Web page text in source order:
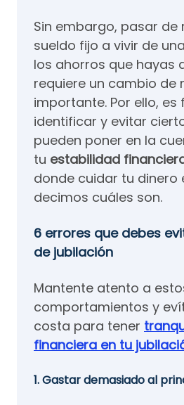
Sin embargo, pasar de
sueldo fijo a vivir de
los ahorros que hayas
requiere un cambio de
importante. Por ello,
identificar y evitar
pueden poner en la
tu estabilidad
donde cuidar tu dinero
decimos cuáles son.
6 errores que debes
de jubilación
Mantente atento a
comportamientos y
costa para tener
financiera en tu
1. Gastar demasiado al